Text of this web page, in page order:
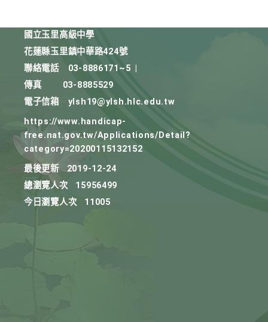
國立玉里高級中學
花蓮縣玉里鎮中華路424號
聯絡電話
03-8886171~5
傳真
03-8885529
電子信箱
ylsh19@ylsh.hlc.edu.tw
https://www.handicap-
free.nat.gov.tw/Applications/Detail?
category=20200115132152
最後更新
2019-12-24
總瀏覽人次
15956499
今日瀏覽人次
11005